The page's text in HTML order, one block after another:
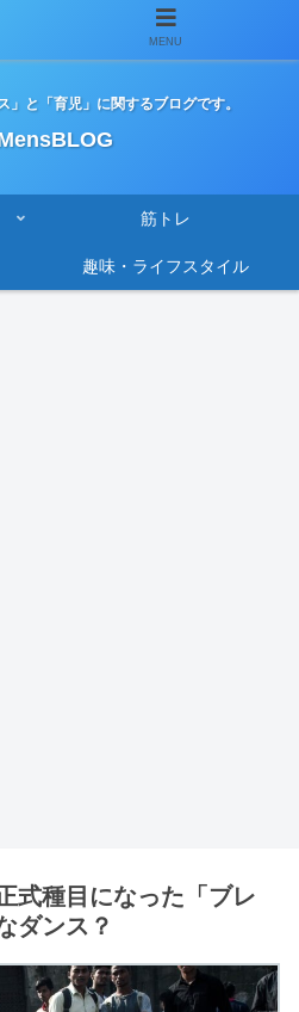
」と「育児」に関するブログです。
筋トレ
趣味・ライフスタイル
式種目になった「ブレ
ダンス？
MENU